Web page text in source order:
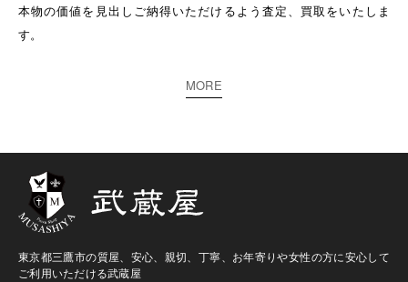
本物の価値を見出しご納得いただけるよう査定、買取をいたしま
す。
MORE
東京都三鷹市の質屋、安心、親切、丁寧、お年寄りや女性の方に安心して
ご利用いただける武蔵屋